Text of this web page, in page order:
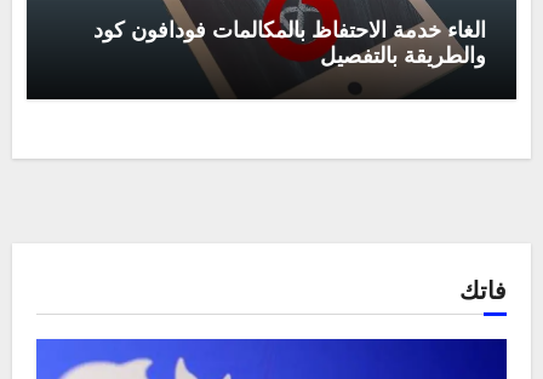
الغاء خدمة الاحتفاظ بالمكالمات فودافون كود
والطريقة بالتفصيل
فاتك